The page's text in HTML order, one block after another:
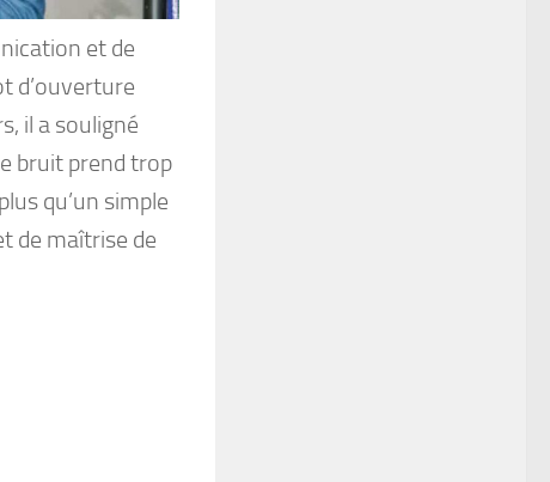
et de
d’ouverture
il a souligné
bruit prend trop
qu’un simple
de maîtrise de